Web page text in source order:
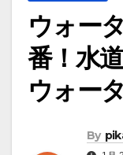
ウォー
番！水
ウォータ
By